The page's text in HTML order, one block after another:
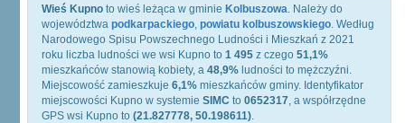
Wieś Kupno to wieś leżąca w gminie Kolbuszowa. Należy do
województwa podkarpackiego, powiatu kolbuszowskiego. Według
Narodowego Spisu Powszechnego Ludności i Mieszkań z 2021
roku liczba ludności we wsi Kupno to 1 495 z czego 51,1%
mieszkańców stanowią kobiety, a 48,9% ludności to mężczyźni.
Miejscowość zamieszkuje 6,1% mieszkańców gminy. Identyfikator
miejscowości Kupno w systemie SIMC to 0652317, a współrzędne
GPS wsi Kupno to (21.827778, 50.198611).